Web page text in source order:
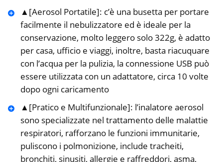
▲[Aerosol Portatile]: c’è una busetta per portare
facilmente il nebulizzatore ed è ideale per la
conservazione, molto leggero solo 322g, è adatto
per casa, ufficio e viaggi, inoltre, basta riacuquare
con l’acqua per la pulizia, la connessione USB può
essere utilizzata con un adattatore, circa 10 volte
dopo ogni caricamento
▲[Pratico e Multifunzionale]: l’inalatore aerosol
sono specializzate nel trattamento delle malattie
respiratori, rafforzano le funzioni immunitarie,
puliscono i polmonizione, include tracheiti,
bronchiti, sinusiti, allergie e raffreddori, asma,